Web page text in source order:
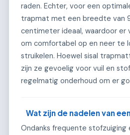
raden. Echter, voor een
trapmat met een breedte van
centimeter ideaal, waardoor er
om comfortabel op en neer te
struikelen. Hoewel sisal
zijn ze gevoelig voor vuil en
regelmatig onderhoud om er
Wat zijn de nadelen van
Ondanks frequente stofzuiging